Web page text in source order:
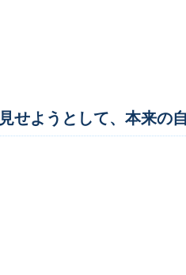
せようとして、本来の